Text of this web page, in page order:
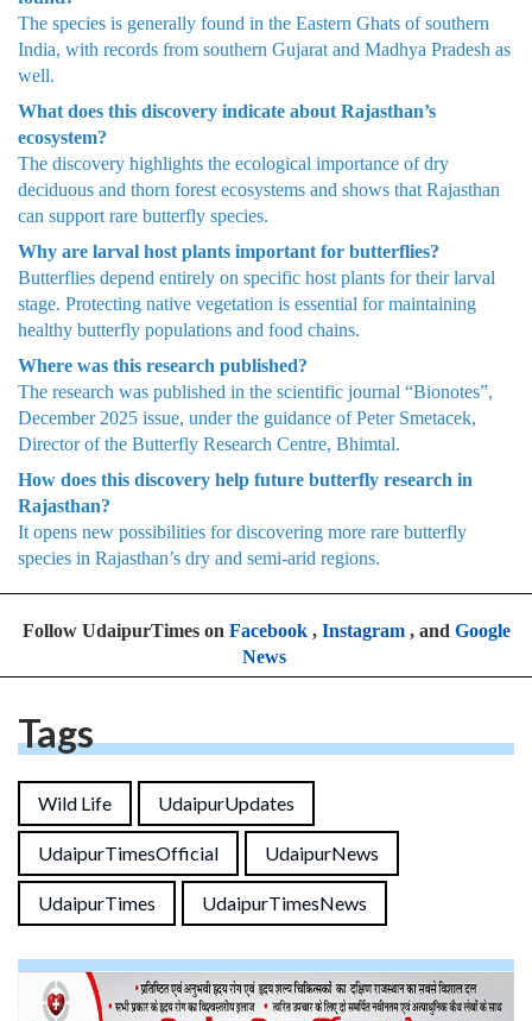
The species is generally found in the Eastern Ghats of southern
India, with records from southern Gujarat and Madhya Pradesh as
well.
What does this discovery indicate about Rajasthan’s
ecosystem?
The discovery highlights the ecological importance of dry
deciduous and thorn forest ecosystems and shows that Rajasthan
can support rare butterfly species.
Why are larval host plants important for butterflies?
Butterflies depend entirely on specific host plants for their larval
stage. Protecting native vegetation is essential for maintaining
healthy butterfly populations and food chains.
Where was this research published?
The research was published in the scientific journal “Bionotes”,
December 2025 issue, under the guidance of Peter Smetacek,
Director of the Butterfly Research Centre, Bhimtal.
How does this discovery help future butterfly research in
Rajasthan?
It opens new possibilities for discovering more rare butterfly
species in Rajasthan’s dry and semi-arid regions.
Follow UdaipurTimes on Facebook, Instagram, and Google
News
Tags
Wild Life UdaipurUpdates
UdaipurTimesOfficial UdaipurNews
UdaipurTimes UdaipurTimesNews